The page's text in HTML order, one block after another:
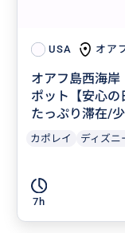
USA オア
オアフ島西海岸
ポット【安心
たっぷり滞在/少
カポレイ ディズニ
7h